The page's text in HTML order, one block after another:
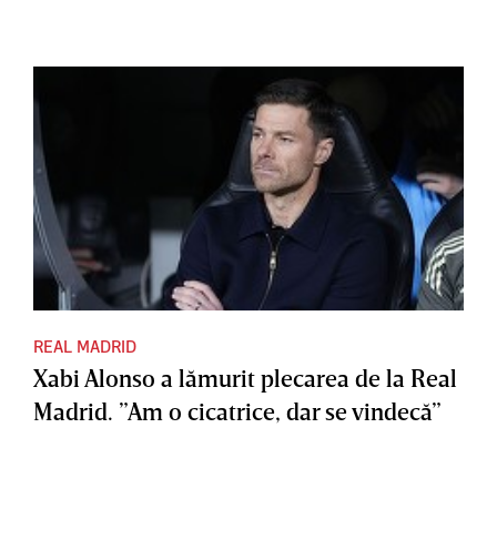
REAL MADRID
Xabi Alonso a lămurit plecarea de la Real
Madrid. ”Am o cicatrice, dar se vindecă”